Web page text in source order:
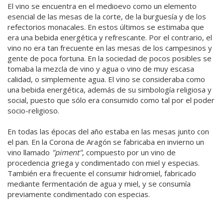
El vino se encuentra en el medioevo como un elemento
esencial de las mesas de la corte, de la burguesía y de los
refectorios monacales. En estos últimos se estimaba que
era una bebida energética y refrescante. Por el contrario, el
vino no era tan frecuente en las mesas de los campesinos y
gente de poca fortuna. En la sociedad de pocos posibles se
tomaba la mezcla de vino y agua o vino de muy escasa
calidad, o simplemente agua. El vino se consideraba como
una bebida energética, además de su simbología religiosa y
social, puesto que sólo era consumido como tal por el poder
socio-religioso.
En todas las épocas del año estaba en las mesas junto con
el pan. En la Corona de Aragón se fabricaba en invierno un
vino llamado "piment", compuesto por un vino de
procedencia griega y condimentado con miel y especias.
También era frecuente el consumir hidromiel, fabricado
mediante fermentación de agua y miel, y se consumía
previamente condimentado con especias.